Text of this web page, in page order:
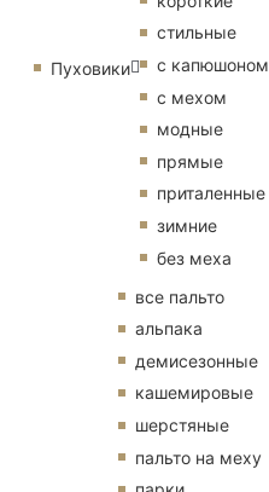
Пуховики
стильные
с капюшоном
с мехом
модные
прямые
приталенные
зимние
без меха
все пальто
альпака
демисезонные
кашемировые
шерстяные
пальто на меху